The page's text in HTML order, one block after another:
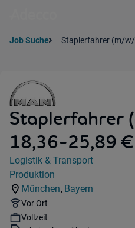
Job Suche Staplerfahrer (m/
Staplerfahrer
18,36-25,89 €
Jobdetails
Kategorie:
Logistik & Transport
Industry:
Produktion
Standorte:
München,
Region:
Bayern
Remote Option:
Vor Ort
Workhours:
Vollzeit